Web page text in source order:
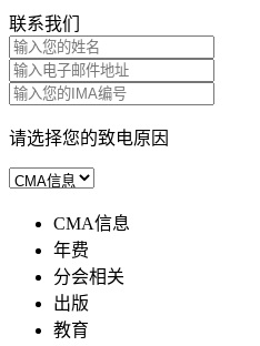
联系我们
请选择您的致电原因
CMA信息
年费
分会相关
出版
教育